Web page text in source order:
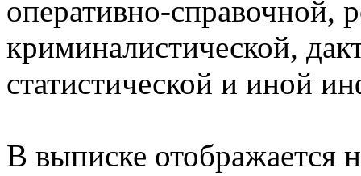
оперативно-справочной,
криминалистической,
статистической и иной
В выписке отображается